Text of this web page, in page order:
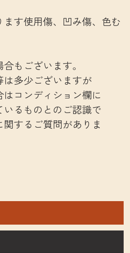
す使用傷、凹み傷、色む
もございます。
多少ございますが
コンディション欄に
るものとのご認識で
するご質問がありま